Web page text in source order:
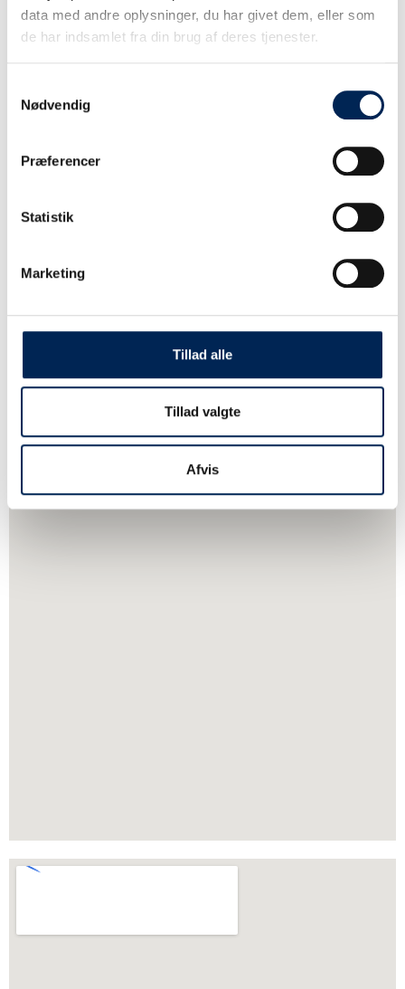
data med andre oplysninger, du har givet dem, eller som
de har indsamlet fra din brug af deres tjenester.
Nødvendig
Præferencer
Statistik
Marketing
Tillad alle
Tillad valgte
Afvis